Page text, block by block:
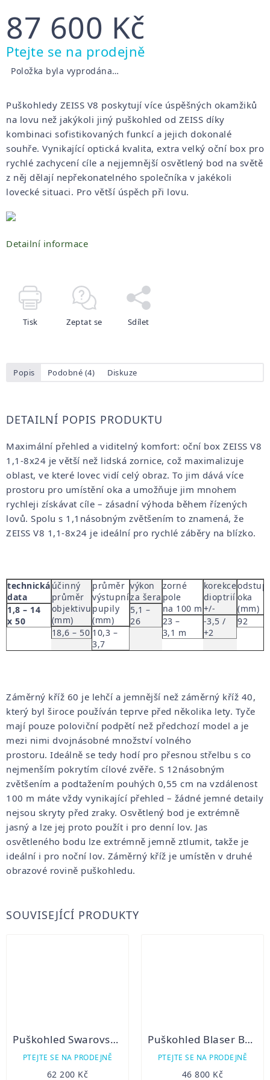
87 600 Kč
Měrná
cena:
Ptejte se na prodejně
Položka byla vyprodána…
Puškohledy ZEISS V8 poskytují více úspěšných okamžiků
na lovu než jakýkoli jiný puškohled od ZEISS díky
kombinaci sofistikovaných funkcí a jejich dokonalé
souhře. Vynikající optická kvalita, extra velký oční box pro
rychlé zachycení cíle a nejjemnější osvětlený bod na světě
z něj dělají nepřekonatelného společníka v jakékoli
lovecké situaci. Pro větší úspěch při lovu.
Detailní informace
Tisk Zeptat se Sdílet
Popis Podobné (4) Diskuze
DETAILNÍ POPIS PRODUKTU
Maximální přehled a viditelný komfort: oční box ZEISS V8
1,1-8x24 je větší než lidská zornice, což maximalizuje
oblast, ve které lovec vidí celý obraz. To jim dává více
prostoru pro umístění oka a umožňuje jim mnohem
rychleji získávat cíle – zásadní výhoda během řízených
lovů. Spolu s 1,1násobným zvětšením to znamená, že
ZEISS V8 1,1-8x24 je ideální pro rychlé záběry na blízko.
technická
data
1,8 – 14
x 50
účinný
průměr
objektivu
(mm)
18,6 – 50
průměr
výstupní
pupily
(mm)
10,3 –
3,7
výkon
za šera
5,1 –
26
zorné
pole
na 100 m
23 –
3,1 m
korekce
dioptrií
+/-
-3,5 /
+2
odstup
oka
(mm)
92
Záměrný kříž 60 je lehčí a jemnější než záměrný kříž 40,
který byl široce používán teprve před několika lety. Tyče
mají pouze poloviční podpětí než předchozí model a je
mezi nimi dvojnásobné množství volného
prostoru. Ideálně se tedy hodí pro přesnou střelbu s co
nejmenším pokrytím cílové zvěře. S 12násobným
zvětšením a podtažením pouhých 0,55 cm na vzdálenost
100 m máte vždy vynikající přehled – žádné jemné detaily
nejsou skryty před zraky. Osvětlený bod je extrémně
jasný a lze jej proto použít i pro denní lov. Jas
osvětleného bodu lze extrémně jemně ztlumit, takže je
ideální i pro noční lov. Záměrný kříž je umístěn v druhé
obrazové rovině puškohledu.
SOUVISEJÍCÍ PRODUKTY
Puškohled Swarovski Z6i 1,7-10x42 BT SR
PTEJTE SE NA PRODEJNĚ
62 200 Kč
Puškohled Blaser B2 2–12 X 50 IC tubus 30mm
PTEJTE SE NA PRODEJNĚ
46 800 Kč